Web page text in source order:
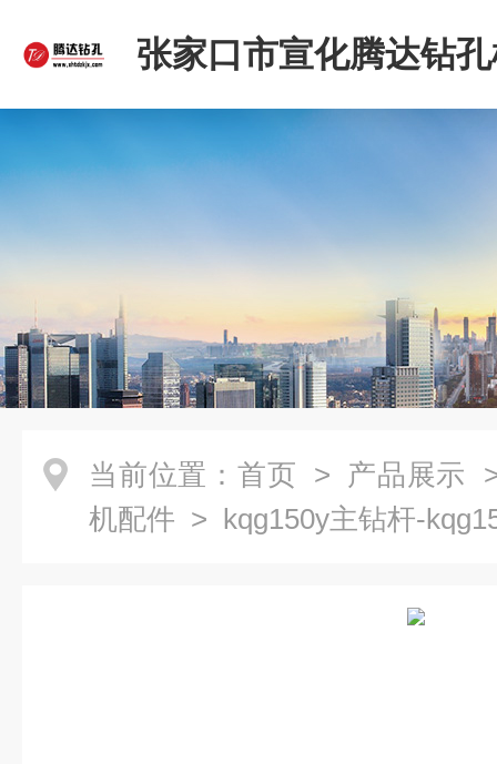
张家口市宣化腾达钻
限公司
当前位置： 首页 > 产品展示
机配件 > kqg150y主钻杆-